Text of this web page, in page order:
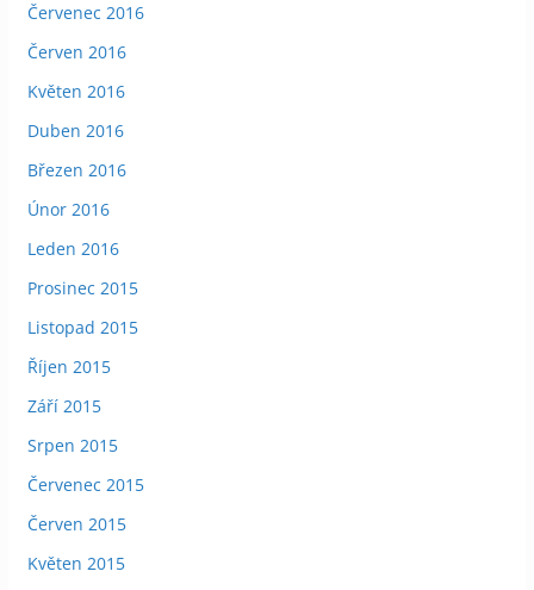
Červenec 2016
Červen 2016
Květen 2016
Duben 2016
Březen 2016
Únor 2016
Leden 2016
Prosinec 2015
Listopad 2015
Říjen 2015
Září 2015
Srpen 2015
Červenec 2015
Červen 2015
Květen 2015